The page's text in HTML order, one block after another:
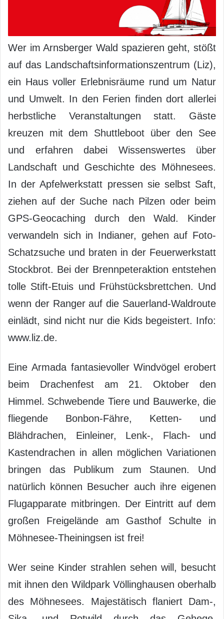
Wer im Arnsberger Wald spazieren geht, stößt
auf das Landschaftsinformationszentrum (Liz),
ein Haus voller Erlebnisräume rund um Natur
und Umwelt. In den Ferien finden dort allerlei
herbstliche Veranstaltungen statt. Gäste
kreuzen mit dem Shuttleboot über den See
und erfahren dabei Wissenswertes über
Landschaft und Geschichte des Möhnesees.
In der Apfelwerkstatt pressen sie selbst Saft,
ziehen auf der Suche nach Pilzen oder beim
GPS-Geocaching durch den Wald. Kinder
verwandeln sich in Indianer, gehen auf Foto-
Schatzsuche und braten in der Feuerwerkstatt
Stockbrot. Bei der Brennpeteraktion entstehen
tolle Stift-Etuis und Frühstücksbrettchen. Und
wenn der Ranger auf die Sauerland-Waldroute
einlädt, sind nicht nur die Kids begeistert. Info:
www.liz.de.
Eine Armada fantasievoller Windvögel erobert
beim Drachenfest am 21. Oktober den
Himmel. Schwebende Tiere und Bauwerke, die
fliegende Bonbon-Fähre, Ketten- und
Blähdrachen, Einleiner, Lenk-, Flach- und
Kastendrachen in allen möglichen Variationen
bringen das Publikum zum Staunen. Und
natürlich können Besucher auch ihre eigenen
Flugapparate mitbringen. Der Eintritt auf dem
großen Freigelände am Gasthof Schulte in
Möhnesee-Theiningsen ist frei!
Wer seine Kinder strahlen sehen will, besucht
mit ihnen den Wildpark Völlinghausen oberhalb
des Möhnesees. Majestätisch flaniert Dam-,